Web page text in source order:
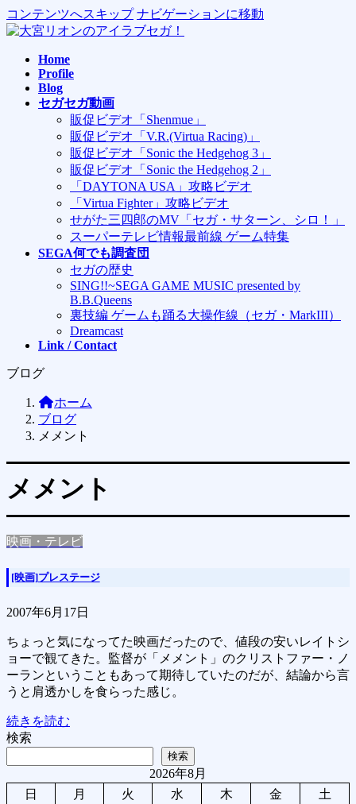
コンテンツへスキップ ナビゲーションに移動
Home
Profile
Blog
セガセガ動画
販促ビデオ「Shenmue」
販促ビデオ「V.R.(Virtua Racing)」
販促ビデオ「Sonic the Hedgehog 3」
販促ビデオ「Sonic the Hedgehog 2」
「DAYTONA USA」攻略ビデオ
「Virtua Fighter」攻略ビデオ
せがた三四郎のMV「セガ・サターン、シロ！」
スーパーテレビ情報最前線 ゲーム特集
SEGA何でも調査団
セガの歴史
SING!!~SEGA GAME MUSIC presented by
B.B.Queens
裏技編 ゲームも踊る大操作線（セガ・MarkIII）
Dreamcast
Link / Contact
ブログ
ホーム
ブログ
メメント
メメント
映画・テレビ
[映画]プレステージ
2007年6月17日
ちょっと気になってた映画だったので、値段の安いレイトシ
ョーで観てきた。監督が「メメント」のクリストファー・ノ
ーランということもあって期待していたのだが、結論から言
うと肩透かしを食らった感じ。
続きを読む
検索
検索
2026年8月
日
月 火 水 木 金
土